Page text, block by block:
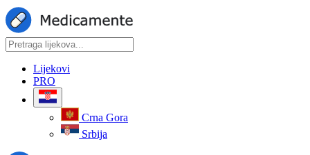
Lijekovi
PRO
Crna Gora
Srbija